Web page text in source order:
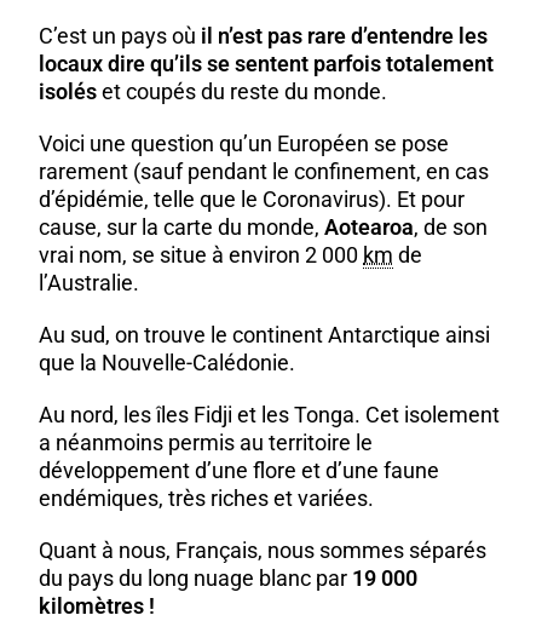
C’est un pays où il n’est pas rare d’entendre les
locaux dire qu’ils se sentent parfois totalement
isoléset coupés du reste du monde.
Voici une question qu’un Européen se pose
rarement (sauf pendant le confinement, en cas
d’épidémie, telle que le Coronavirus). Et pour
cause, sur la carte du monde,Aotearoa, de son
vrai nom, se situe à environ 2 000 km de
l’Australie.
Au sud, on trouve le continent Antarctique ainsi
que la Nouvelle-Calédonie.
Au nord, les îles Fidji et les Tonga. Cet isolement
a néanmoins permis au territoire le
développement d’une flore et d’une faune
endémiques, très riches et variées.
Quant à nous, Français, nous sommes séparés
du pays du long nuage blanc par 19 000
kilomètres !